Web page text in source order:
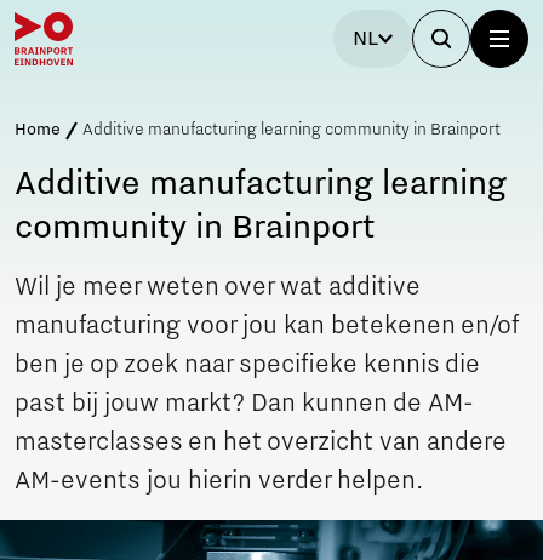
NL
Home Additive manufacturing learning community in Brainport
Additive manufacturing learning
community in Brainport
Wil je meer weten over wat additive
manufacturing voor jou kan betekenen en/of
ben je op zoek naar specifieke kennis die
past bij jouw markt? Dan kunnen de AM-
masterclasses en het overzicht van andere
AM-events jou hierin verder helpen.